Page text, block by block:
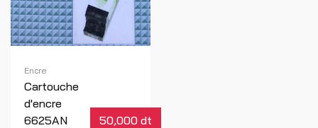
Encre
Cartouche
d'encre
6625AN
50,000 dt